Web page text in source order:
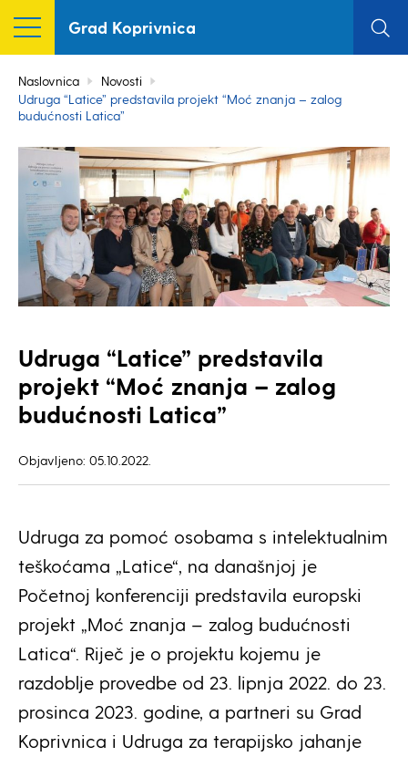
Grad Koprivnica
Naslovnica
Novosti
Udruga “Latice” predstavila projekt “Moć znanja – zalog
budućnosti Latica”
Udruga “Latice” predstavila
projekt “Moć znanja – zalog
budućnosti Latica”
Objavljeno: 05.10.2022.
Udruga za pomoć osobama s intelektualnim
teškoćama „Latice“, na današnjoj je
Početnoj konferenciji predstavila europski
projekt „Moć znanja – zalog budućnosti
Latica“. Riječ je o projektu kojemu je
razdoblje provedbe od 23. lipnja 2022. do 23.
prosinca 2023. godine, a partneri su Grad
Koprivnica i Udruga za terapijsko jahanje